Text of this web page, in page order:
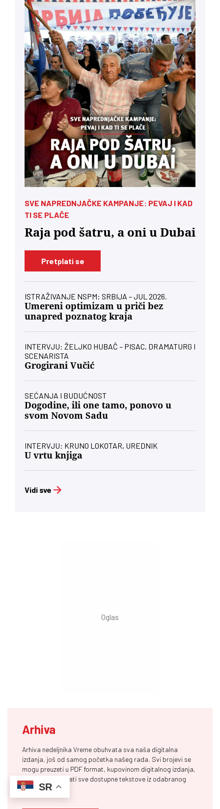
SVE NAPREDNJAČKE KAMPANJE: PEVAJ I KAD
TI SE PLAČE
Raja pod šatru, a oni u Dubai
Pretplati se
ISTRAŽIVANJE NSPM: SRBIJA – JUL 2026.
Umereni optimizam u priči bez
unapred poznatog kraja
INTERVJU: ŽELJKO HUBAČ – PISAC, DRAMATURG I
SCENARISTA
Grogirani Vučić
SEĆANJA I BUDUĆNOST
Dogodine, ili one tamo, ponovo u
svom Novom Sadu
INTERVJU: KRUNO LOKOTAR, UREDNIK
U vrtu knjiga
Vidi sve
Arhiva
Arhiva nedeljnika Vreme obuhvata sva naša digitalna
izdanja, još od samog početka našeg rada. Svi brojevi se
mogu preuzeti u PDF format, kupovinom digitalnog izdanja,
ili možete pročitati sve dostupne tekstove iz odabranog
izdanja.SR